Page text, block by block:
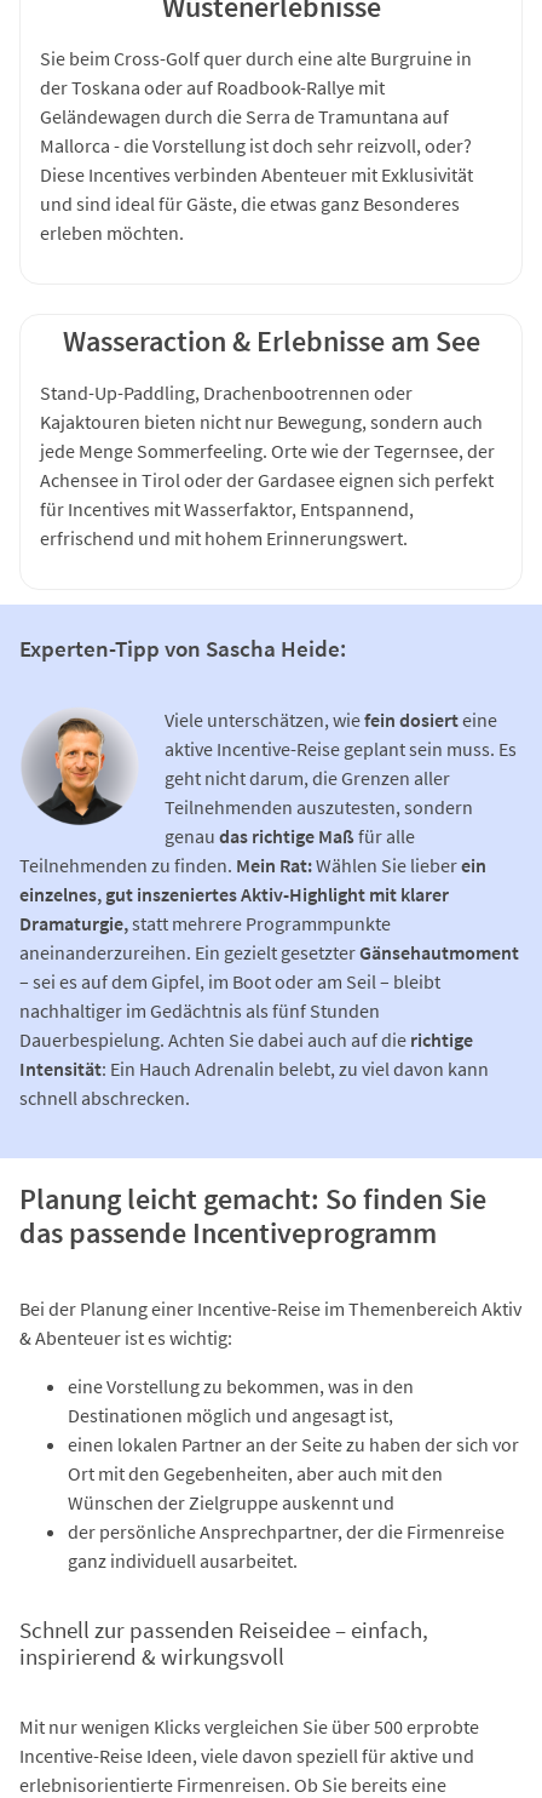
Sie beim Cross-Golf quer durch eine alte Burgruine in
der Toskana oder auf Roadbook-Rallye mit
Geländewagen durch die Serra de Tramuntana auf
Mallorca - die Vorstellung ist doch sehr reizvoll, oder?
Diese Incentives verbinden Abenteuer mit Exklusivität
und sind ideal für Gäste, die etwas ganz Besonderes
erleben möchten.
Wasseraction & Erlebnisse am See
Stand-Up-Paddling, Drachenbootrennen oder
Kajaktouren bieten nicht nur Bewegung, sondern auch
jede Menge Sommerfeeling. Orte wie der Tegernsee, der
Achensee in Tirol oder der Gardasee eignen sich perfekt
für Incentives mit Wasserfaktor, Entspannend,
erfrischend und mit hohem Erinnerungswert.
Experten-Tipp von Sascha Heide:
Viele unterschätzen, wiefein dosierteine
aktive Incentive-Reise geplant sein muss. Es
geht nicht darum, die Grenzen aller
Teilnehmenden auszutesten, sondern
genau das richtige Maßfür alle
Teilnehmenden zu finden. Mein Rat:Wählen Sie lieberein
einzelnes, gut inszeniertes Aktiv-Highlight mit klarer
Dramaturgie,statt mehrere Programmpunkte
aneinanderzureihen. Ein gezielt gesetzterGänsehautmoment
– sei es auf dem Gipfel, im Boot oder am Seil – bleibt
nachhaltiger im Gedächtnis als fünf Stunden
Dauerbespielung. Achten Sie dabei auch auf die richtige
Intensität: Ein Hauch Adrenalin belebt, zu viel davon kann
schnell abschrecken.
Planung leicht gemacht: So finden Sie
das passende Incentiveprogramm
Bei der Planung einer Incentive-Reise im Themenbereich Aktiv
& Abenteuer ist es wichtig:
eine Vorstellung zu bekommen, was in den
Destinationen möglich und angesagt ist,
einen lokalen Partner an der Seite zu haben der sich vor
Ort mit den Gegebenheiten, aber auch mit den
Wünschen der Zielgruppe auskennt und
der persönliche Ansprechpartner, der die Firmenreise
ganz individuell ausarbeitet.
Schnell zur passenden Reiseidee – einfach,
inspirierend & wirkungsvoll
Mit nur wenigen Klicks vergleichen Sie über 500 erprobte
Incentive-Reise Ideen, viele davon speziell für aktive und
erlebnisorientierte Firmenreisen. Ob Sie bereits eine